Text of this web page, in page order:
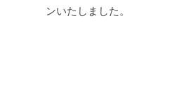
ンいたしました。